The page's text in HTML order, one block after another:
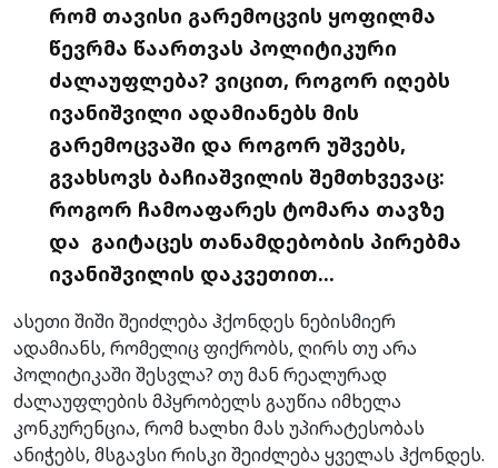
რომ თავისი გარემოცვის ყოფილმა
წევრმა წაართვას პოლიტიკური
ძალაუფლება? ვიცით, როგორ იღებს
ივანიშვილი ადამიანებს მის
გარემოცვაში და როგორ უშვებს,
გვახსოვს ბაჩიაშვილის შემთხვევაც:
როგორ ჩამოაფარეს ტომარა თავზე
და გაიტაცეს თანამდებობის პირებმა
ივანიშვილის დაკვეთით…
ასეთი შიში შეიძლება ჰქონდეს ნებისმიერ
ადამიანს, რომელიც ფიქრობს, ღირს თუ არა
პოლიტიკაში შესვლა? თუ მან რეალურად
ძალაუფლების მპყრობელს გაუწია იმხელა
კონკურენცია, რომ ხალხი მას უპირატესობას
ანიჭებს, მსგავსი რისკი შეიძლება ყველას ჰქონდეს.